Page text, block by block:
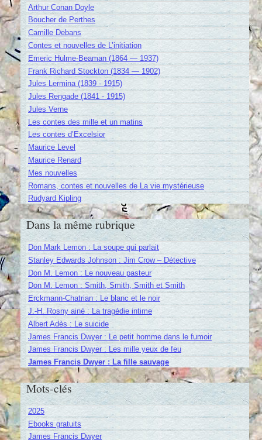
Arthur Conan Doyle
Boucher de Perthes
Camille Debans
Contes et nouvelles de L’initiation
Emeric Hulme-Beaman (1864 — 1937)
Frank Richard Stockton (1834 — 1902)
Jules Lermina (1839 - 1915)
Jules Rengade (1841 - 1915)
Jules Verne
Les contes des mille et un matins
Les contes d’Excelsior
Maurice Level
Maurice Renard
Mes nouvelles
Romans, contes et nouvelles de La vie mystérieuse
Rudyard Kipling
Dans la même rubrique
Don Mark Lemon : La soupe qui parlait
Stanley Edwards Johnson : Jim Crow – Détective
Don M. Lemon : Le nouveau pasteur
Don M. Lemon : Smith, Smith, Smith et Smith
Erckmann-Chatrian : Le blanc et le noir
J.-H. Rosny ainé : La tragédie intime
Albert Adès : Le suicide
James Francis Dwyer : Le petit homme dans le fumoir
James Francis Dwyer : Les mille yeux de feu
James Francis Dwyer : La fille sauvage
Mots-clés
2025
Ebooks gratuits
James Francis Dwyer